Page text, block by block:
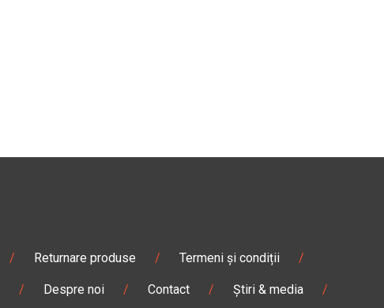
/ Returnare produse / Termeni și condiții /
/ Despre noi / Contact / Știri & media /